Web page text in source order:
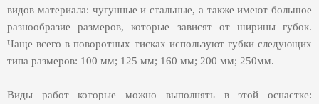
видов материала: чугунные и стальные, а также имеют большое
разнообразие размеров, которые зависят от ширины губок.
Чаще всего в поворотных тисках используют губки следующих
типа размеров: 100 мм; 125 мм; 160 мм; 200 мм; 250мм.
Виды работ которые можно выполнять в этой оснастке: